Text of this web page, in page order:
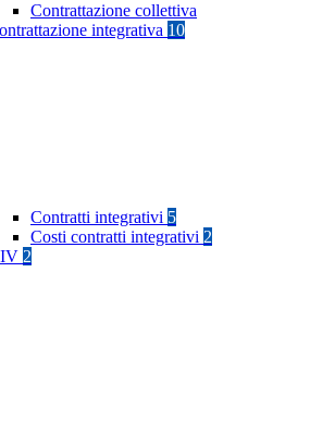
Contrattazione collettiva
integrativa 10
Contratti integrativi 5
Costi contratti integrativi 2
2